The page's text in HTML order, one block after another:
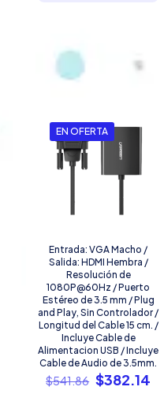
EN OFERTA
Entrada: VGA Macho /
Salida: HDMI Hembra /
Resolución de
1080P@60Hz / Puerto
Estéreo de 3.5 mm / Plug
and Play, Sin Controlador /
Longitud del Cable 15 cm. /
Incluye Cable de
Alimentacion USB / Incluye
Cable de Audio de 3.5mm.
$541.86 El
$382.14